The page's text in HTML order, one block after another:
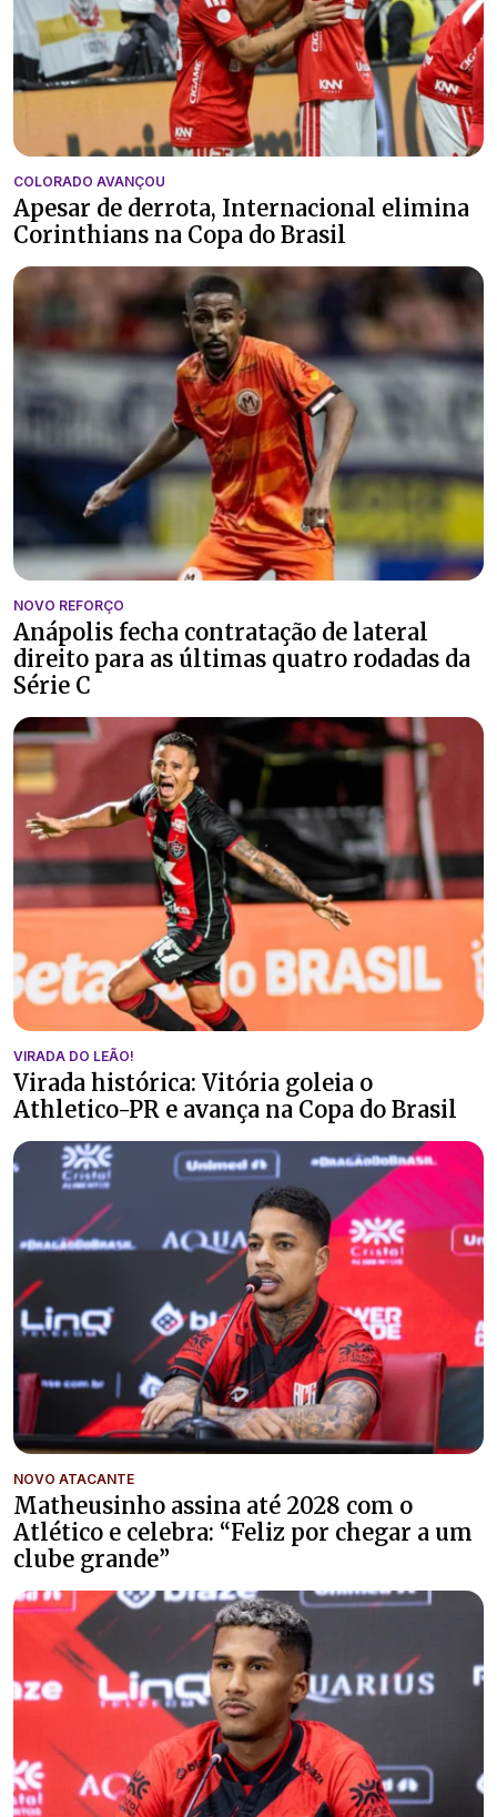
COLORADO AVANÇOU
Apesar de derrota, Internacional elimina
Corinthians na Copa do Brasil
NOVO REFORÇO
Anápolis fecha contratação de lateral
direito para as últimas quatro rodadas da
Série C
VIRADA DO LEÃO!
Virada histórica: Vitória goleia o
Athletico-PR e avança na Copa do Brasil
NOVO ATACANTE
Matheusinho assina até 2028 com o
Atlético e celebra: “Feliz por chegar a um
clube grande”